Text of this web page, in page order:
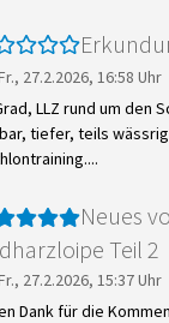
27.2.2026, 16:58 Uhr
LLZ rund um den
tiefer, teils
Neues
Teil 2
27.2.2026, 15:37 Uhr
Dank für die